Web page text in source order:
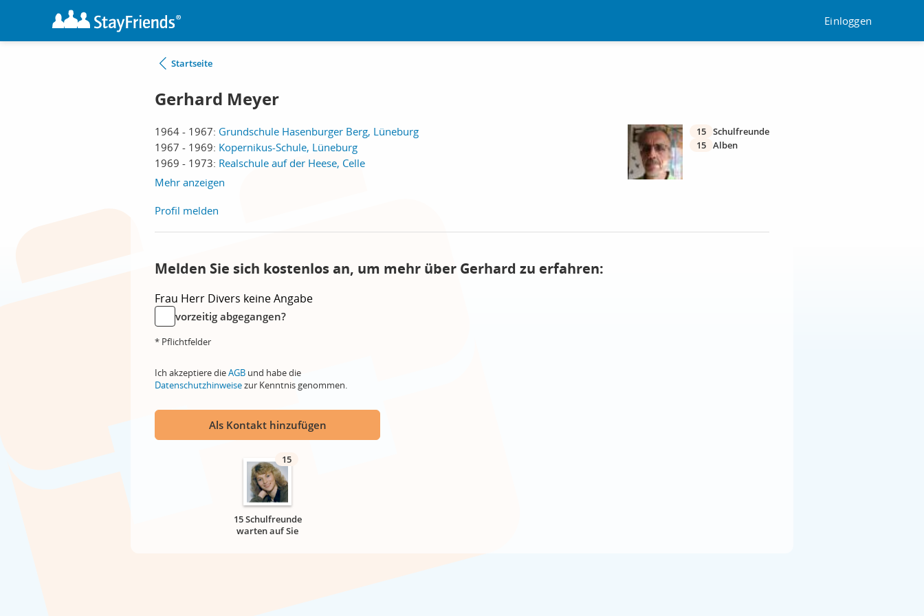
Einloggen
Startseite
Gerhard Meyer
1964 - 1967: Grundschule Hasenburger Berg, Lüneburg
1967 - 1969: Kopernikus-Schule, Lüneburg
1969 - 1973: Realschule auf der Heese, Celle
Mehr anzeigen
15 Schulfreunde
15 Alben
Profil melden
Melden Sie sich kostenlos an, um mehr über Gerhard zu erfahren:
Frau Herr Divers keine Angabe
vorzeitig abgegangen?
* Pflichtfelder
Ich akzeptiere dieAGB und habe die
Datenschutzhinweisezur Kenntnis genommen.
Als Kontakt hinzufügen
15
15 Schulfreunde
warten auf Sie